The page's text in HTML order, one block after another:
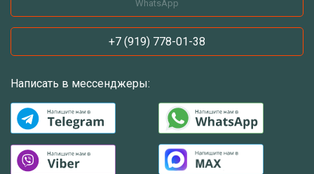
WhatsApp
+7 (919) 778-01-38
Написать в мессенджеры: